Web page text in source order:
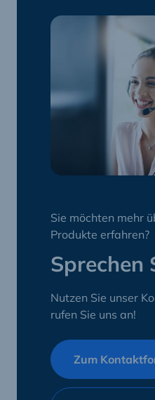
Sie möchten mehr
Produkte erfahren?
Sprechen
Nutzen Sie unser
rufen Sie uns an!
Zum